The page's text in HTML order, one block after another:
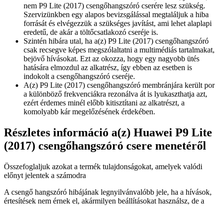
nem P9 Lite (2017) csengőhangszóró cserére lesz szükség.
Szervizünkben egy alapos bevizsgálással megtaláljuk a hiba
forrását és elvégezzük a szükséges javítást, ami lehet alaplapi
eredetű, de akár a töltőcsatlakozó cseréje is.
Szintén hibára utal, ha a(z) P9 Lite (2017) csengőhangszóró
csak recsegve képes megszólaltatni a multimédiás tartalmakat,
bejövő hívásokat. Ezt az okozza, hogy egy nagyobb ütés
hatására elmozdul az alkatrész, így ebben az esetben is
indokolt a csengőhangszóró cseréje.
A(z) P9 Lite (2017) csengőhangszóró membránjára került por
a különböző frekvenciákra rezonálva át is lyukaszthatja azt,
ezért érdemes minél előbb kitisztítani az alkatrészt, a
komolyabb kár megelőzésének érdekében.
Részletes információ a(z) Huawei P9 Lite
(2017) csengőhangszóró csere menetéről
Összefoglaljuk azokat a termék tulajdonságokat, amelyek valódi
előnyt jelentek a számodra
A csengő hangszóró hibájának legnyilvánvalóbb jele, ha a hívások,
értesítések nem érnek el, akármilyen beállításokat használsz, de a